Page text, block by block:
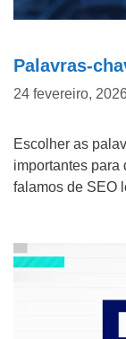
Palavras-
24 fevereiro,
Escolher as
importantes para
falamos de SEO